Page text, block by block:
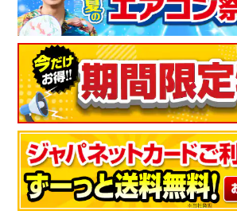
通りの涼しさで、デザインもスッキリして
躍してくれそうです！
買い替え時期もあり決め
買い替え時期もあり決めました。空気清浄
いいと思います。